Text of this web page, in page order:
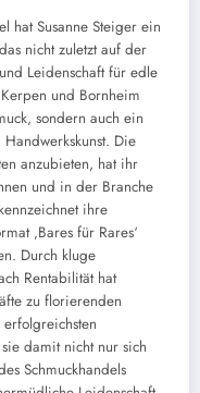
hat Susanne Steiger ein
nicht zuletzt auf der
Leidenschaft für edle
und Bornheim
sondern auch ein
Die
anzubieten, hat ihr
und in der Branche
ihre
‚Bares für Rares‘
Durch kluge
Rentabilität hat
zu florierenden
damit nicht nur sich
Schmuckhandels